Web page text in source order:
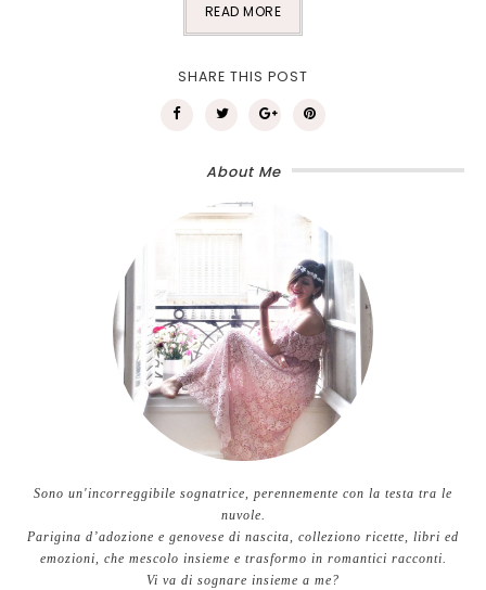
READ MORE
SHARE THIS POST
About Me
Sono un'incorreggibile sognatrice, perennemente con la testa tra le
nuvole.
Parigina d’adozione e genovese di nascita, colleziono ricette, libri ed
emozioni, che mescolo insieme e trasformo in romantici racconti.
Vi va di sognare insieme a me?